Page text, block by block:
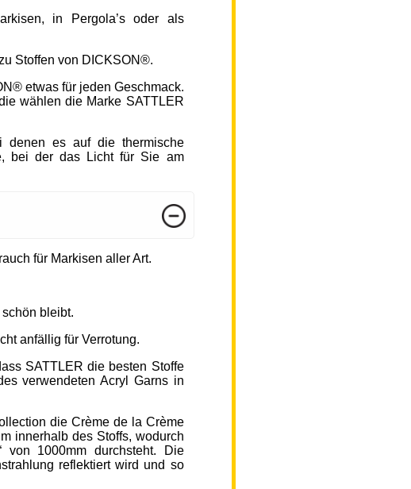
in Pergola’s oder als
Stoffen von DICKSON®.
etwas für jeden Geschmack.
wählen die Marke SATTLER
denen es auf die thermische
bei der das Licht für Sie am
für Markisen aller Art.
bleibt.
anfällig für Verrotung.
SATTLER die besten Stoffe
verwendeten Acryl Garns in
die Crème de la Crème
innerhalb des Stoffs, wodurch
von 1000mm durchsteht. Die
reflektiert wird und so